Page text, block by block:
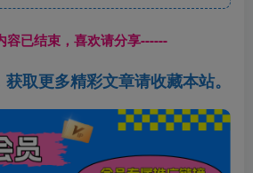
容已结束，喜欢请分享------
取更多精彩文章请收藏本站。